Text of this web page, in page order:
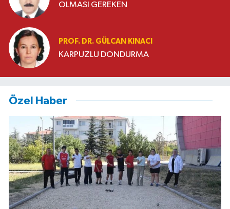
OLMASI GEREKEN
PROF. DR. GÜLCAN KINACI
KARPUZLU DONDURMA
Özel Haber